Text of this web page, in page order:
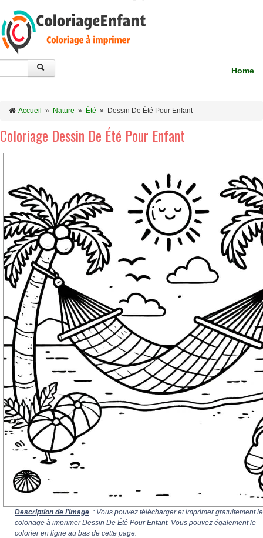
Home
Accueil » Nature » Été » Dessin De Été Pour Enfant
Coloriage Dessin De Été Pour Enfant
Description de l'image : Vous pouvez télécharger et imprimer gratuitement le
coloriage à imprimer Dessin De Été Pour Enfant. Vous pouvez également le
colorier en ligne au bas de cette page.